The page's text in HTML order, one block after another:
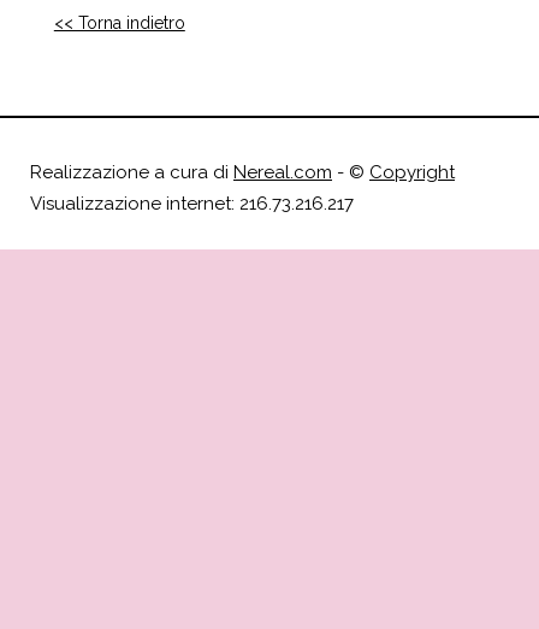
<< Torna indietro
Realizzazione a cura di Nereal.com - © Copyright
Visualizzazione internet: 216.73.216.217